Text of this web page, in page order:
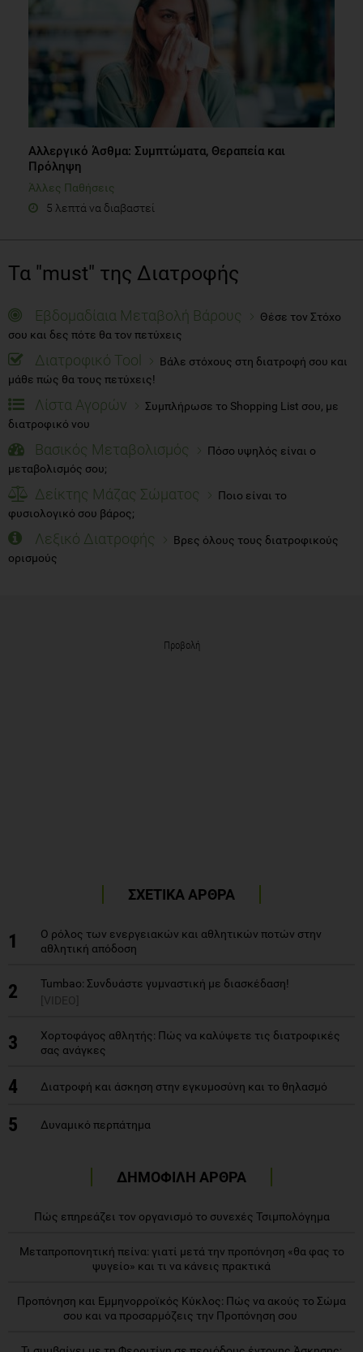
Αλλεργικό Άσθμα: Συμπτώματα, Θεραπεία και
Πρόληψη
Άλλες Παθήσεις
5 λεπτά να διαβαστεί
Τα "must" της Διατροφής
Εβδομαδίαια Μεταβολή Βάρους
Θέσε τον Στόχο
σου και δες πότε θα τον πετύχεις
Διατροφικό Tool
Βάλε στόχους στη διατροφή σου και
μάθε πώς θα τους πετύχεις!
Λίστα Αγορών
Συμπλήρωσε το Shopping List σου, με
διατροφικό νου
Βασικός Μεταβολισμός
Πόσο υψηλός είναι ο
μεταβολισμός σου;
Δείκτης Μάζας Σώματος
Ποιο είναι το
φυσιολογικό σου βάρος;
Λεξικό Διατροφής
Βρες όλους τους διατροφικούς
ορισμούς
Προβολή
ΣΧΕΤΙΚΑ ΑΡΘΡΑ
1
Ο ρόλος των ενεργειακών και αθλητικών ποτών στην
αθλητική απόδοση
2
Tumbao: Συνδυάστε γυμναστική με διασκέδαση!
[VIDEO]
3
Χορτοφάγος αθλητής: Πώς να καλύψετε τις διατροφικές
σας ανάγκες
4 Διατροφή και άσκηση στην εγκυμοσύνη και το θηλασμό
5 Δυναμικό περπάτημα
ΔΗΜΟΦΙΛΗ ΑΡΘΡΑ
Πώς επηρεάζει τον οργανισμό το συνεχές Τσιμπολόγημα
Μεταπροπονητική πείνα: γιατί μετά την προπόνηση «θα φας το
ψυγείο» και τι να κάνεις πρακτικά
Προπόνηση και Εμμηνορροϊκός Κύκλος: Πώς να ακούς το Σώμα
σου και να προσαρμόζεις την Προπόνηση σου